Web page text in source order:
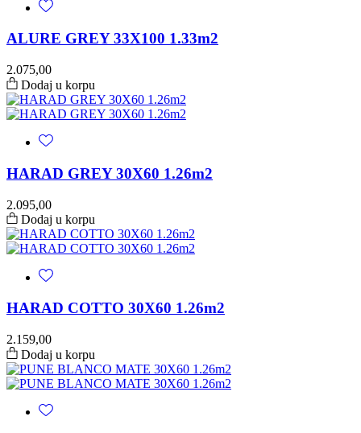
ALURE GREY 33X100 1.33m2
2.075,00
Dodaj u korpu
HARAD GREY 30X60 1.26m2
2.095,00
Dodaj u korpu
HARAD COTTO 30X60 1.26m2
2.159,00
Dodaj u korpu